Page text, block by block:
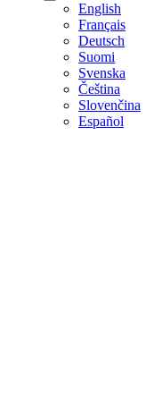
English
Français
Deutsch
Suomi
Svenska
Čeština
Slovenčina
Español